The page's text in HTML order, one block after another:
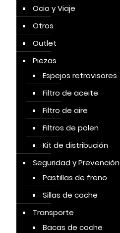
Ocio y Viaje
Otros
Outlet
Piezas
Espejos retrovisores
Filtro de aceite
Filtro de aire
Filtros de polen
Kit de distribución
Seguridad y Prevención
Pastillas de freno
Sillas de coche
Transporte
Bacas de coche